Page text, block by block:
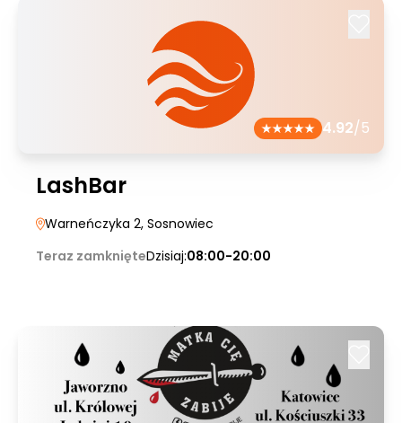
4.92/5
LashBar
Warneńczyka 2, Sosnowiec
Teraz zamknięteDzisiaj:08:00-20:00